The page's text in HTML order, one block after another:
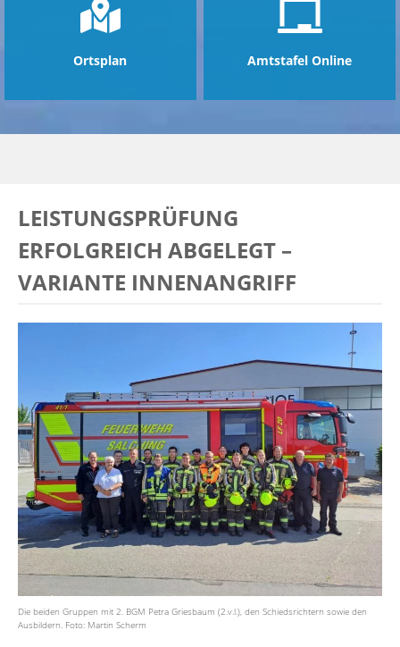
Ortsplan Amtstafel Online
LEISTUNGSPRÜFUNG
ERFOLGREICH ABGELEGT –
VARIANTE INNENANGRIFF
Die beiden Gruppen mit 2. BGM Petra Griesbaum (2.v.l.), den Schiedsrichtern sowie den
Ausbildern. Foto: Martin Scherm